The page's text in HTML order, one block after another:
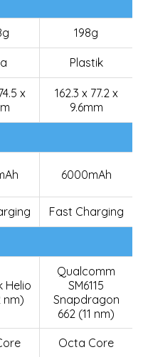
198g
Plastik
x
162.3 x 77.2 x
9.6mm
6000mAh
Fast Charging
Helio
nm)
Qualcomm
SM6115
Snapdragon
662 (11 nm)
Octa Core